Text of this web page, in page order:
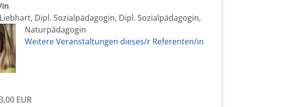
Dipl. Sozialpädagogin, Dipl. Sozialpädagogin,
Naturpädagogin
Weitere Veranstaltungen dieses/r Referenten/in
EUR